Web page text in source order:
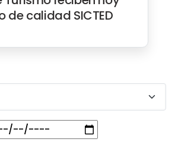
de calidad SICTED